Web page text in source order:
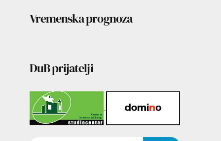
Vremenska prognoza
DuB prijatelji